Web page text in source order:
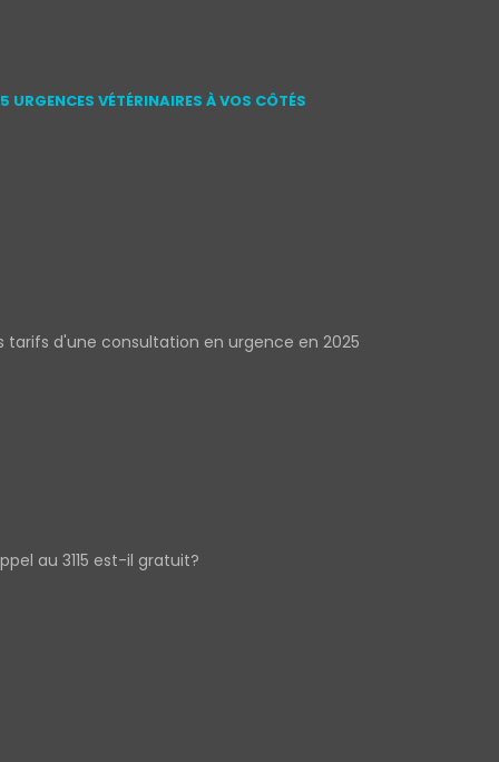
URGENCES VÉTÉRINAIRES À VOS CÔTÉS
tarifs d'une consultation en urgence en 2025
au 3115 est-il gratuit?